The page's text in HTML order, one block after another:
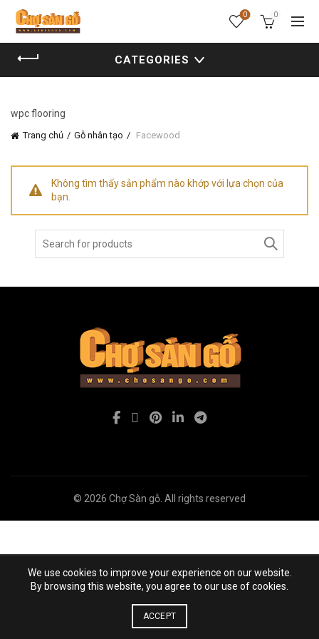
0 0
CATEGORIES
wpc flooring
Trang chủ Gỗ nhân tạo Facewood
Không tìm thấy sản phẩm nào khớp với lựa chọn của
bạn.
© 2026 Chợ Sàn gỗ . All rights reserved
We use cookies to improve your experience on our website.
By browsing this website, you agree to our use of cookies.
ACCEPT